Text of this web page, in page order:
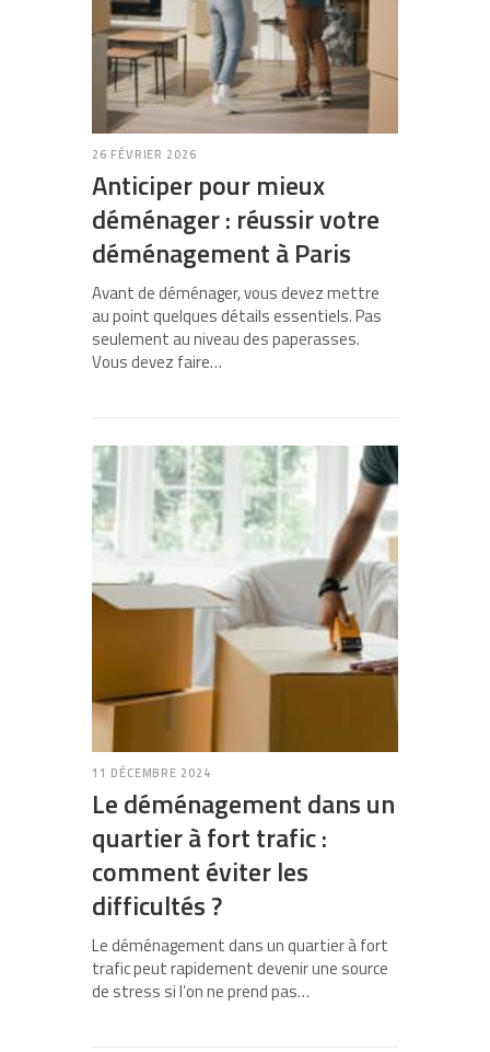
26 FÉVRIER 2026
Anticiper pour mieux
déménager : réussir votre
déménagement à Paris
Avant de déménager, vous devez mettre
au point quelques détails essentiels. Pas
seulement au niveau des paperasses.
Vous devez faire…
11 DÉCEMBRE 2024
Le déménagement dans un
quartier à fort trafic :
comment éviter les
difficultés ?
Le déménagement dans un quartier à fort
trafic peut rapidement devenir une source
de stress si l’on ne prend pas…